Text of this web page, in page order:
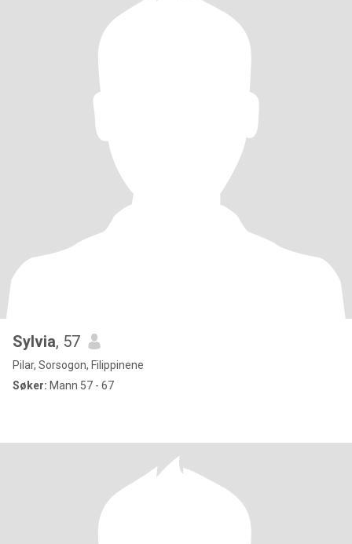
Sylvia, 57
Pilar, Sorsogon, Filippinene
Søker: Mann 57 - 67